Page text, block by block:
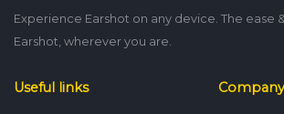
Experience Earshot on any device. The ease
Earshot, wherever you are.
Useful links Company